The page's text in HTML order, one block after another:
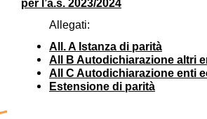
per l’a.s. 2023/2024
Allegati:
All. A Istanza di parità
All B Autodichiarazione altri
All C Autodichiarazione enti
Estensione di parità